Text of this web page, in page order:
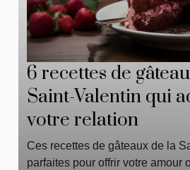
6 recettes de
Saint-Valentin qui
votre relation
Ces recettes de gâteaux de la
parfaites pour offrir votre amour